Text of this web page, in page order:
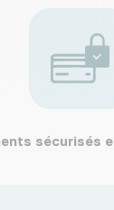
sécurisés